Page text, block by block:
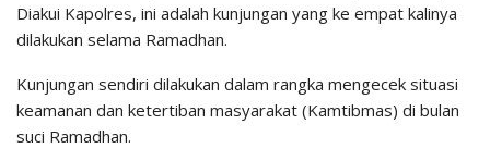
Diakui Kapolres, ini adalah kunjungan yang ke empat kalinya
dilakukan selama Ramadhan.
Kunjungan sendiri dilakukan dalam rangka mengecek situasi
keamanan dan ketertiban masyarakat (Kamtibmas) di bulan
suci Ramadhan.